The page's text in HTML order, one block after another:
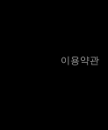
이용약관